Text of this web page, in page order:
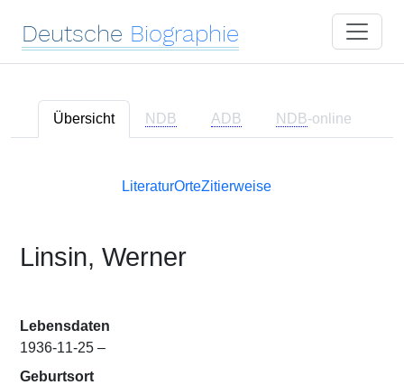
Deutsche Biographie
Übersicht NDB ADB NDB-online
LiteraturOrteZitierweise
Linsin, Werner
Lebensdaten
1936-11-25 –
Geburtsort